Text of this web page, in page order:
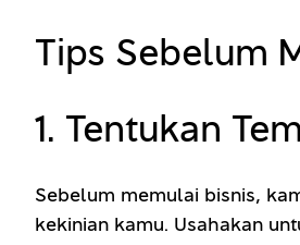
Tips Sebelum
1. Tentukan
Sebelum memulai bisnis,
kekinian kamu. Usahakan